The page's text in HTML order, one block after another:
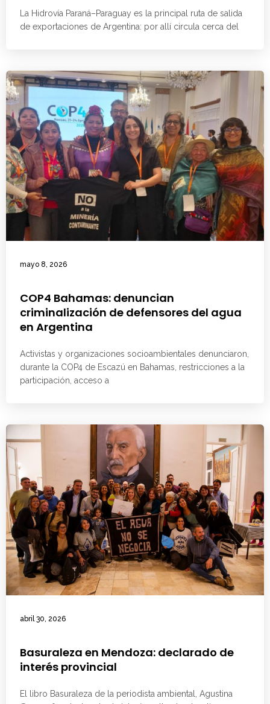
La Hidrovía Paraná–Paraguay es la principal ruta de salida
de exportaciones de Argentina: por allí circula cerca del
mayo 8, 2026
COP4 Bahamas: denuncian
criminalización de defensores del agua
en Argentina
Activistas y organizaciones socioambientales denunciaron,
durante la COP4 de Escazú en Bahamas, restricciones a la
participación, acceso a
abril 30, 2026
Basuraleza en Mendoza: declarado de
interés provincial
El libro Basuraleza de la periodista ambiental, Agustina